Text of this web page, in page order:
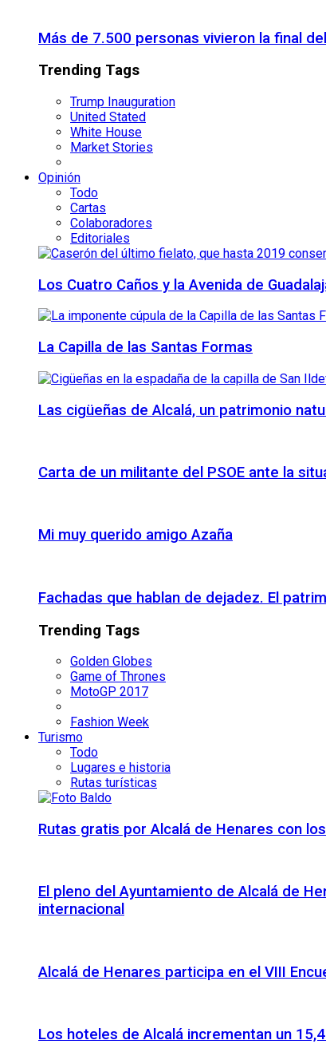
Más de 7.500 personas vivieron la final
Trending Tags
Trump Inauguration
United Stated
White House
Market Stories
Opinión
Todo
Cartas
Colaboradores
Editoriales
Los Cuatro Caños y la Avenida de
La Capilla de las Santas Formas
Las cigüeñas de Alcalá, un patrimonio
Carta de un militante del PSOE ante la
Mi muy querido amigo Azaña
Fachadas que hablan de dejadez. El
Trending Tags
Golden Globes
Game of Thrones
MotoGP 2017
Fashion Week
Turismo
Todo
Lugares e historia
Rutas turísticas
Rutas gratis por Alcalá de Henares con
El pleno del Ayuntamiento de Alcalá de
internacional
Alcalá de Henares participa en el VIII
Los hoteles de Alcalá incrementan un